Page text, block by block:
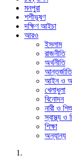
মনপুরা
শশীভূষণ
দক্ষিণ আইচা
আরও
ইসলাম
রাজনীতি
অর্থনীতি
আইন ও
খেলাধুলা
বিনোদন
নারী ও শিশু
স্বাস্থ্য ও
শিক্ষা
অন্যান্য